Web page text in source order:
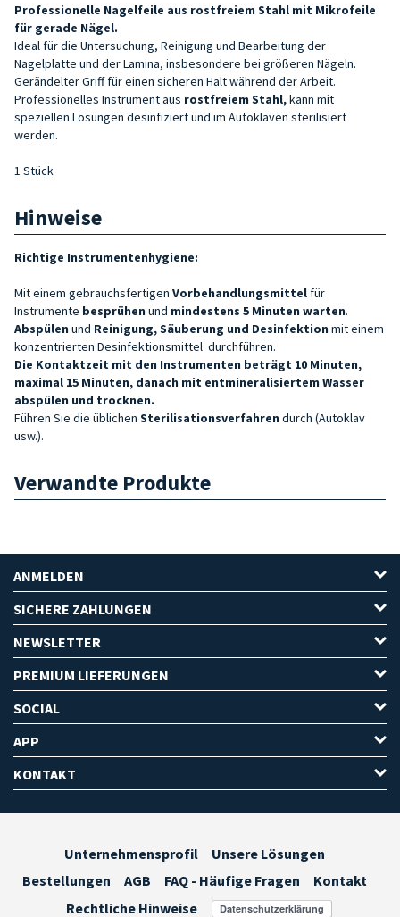
Professionelle Nagelfeile aus rostfreiem Stahl mit Mikrofeile
für gerade Nägel.
Ideal für die Untersuchung, Reinigung und Bearbeitung der
Nagelplatte und der Lamina, insbesondere bei größeren Nägeln.
Gerändelter Griff für einen sicheren Halt während der Arbeit.
Professionelles Instrument aus rostfreiem Stahl,kann mit
speziellen Lösungen desinfiziert und im Autoklaven sterilisiert
werden.
1 Stück
Hinweise
Richtige Instrumentenhygiene:
Mit einem gebrauchsfertigen Vorbehandlungsmittel für
Instrumente besprühen und mindestens 5 Minuten warten.
Abspülen und Reinigung, Säuberung und Desinfektion mit einem
konzentrierten Desinfektionsmittel durchführen.
Die Kontaktzeit mit den Instrumenten beträgt 10 Minuten,
maximal 15 Minuten, danach mit entmineralisiertem Wasser
abspülen und trocknen.
Führen Sie die üblichen Sterilisationsverfahren durch (Autoklav
usw.).
Verwandte Produkte
ANMELDEN
SICHERE ZAHLUNGEN
NEWSLETTER
PREMIUM LIEFERUNGEN
SOCIAL
APP
KONTAKT
Unternehmensprofil
Unsere Lösungen
Bestellungen
AGB FAQ - Häufige Fragen
Kontakt
Rechtliche Hinweise